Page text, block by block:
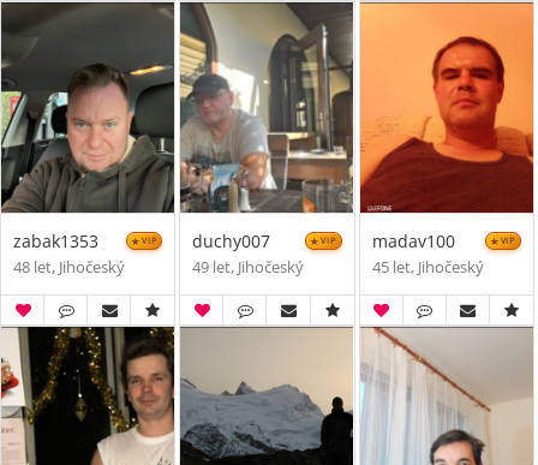
zabak1353 VIP
48 let, Jihočeský
duchy007 VIP
49 let, Jihočeský
madav100 VIP
45 let, Jihočeský